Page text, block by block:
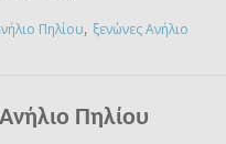
Πηλίου, ξενώνες Ανήλιο
Πηλίου